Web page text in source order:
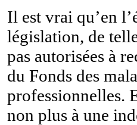
Il est vrai qu’en
législation, de
pas autorisées à
du Fonds des
professionnelles.
non plus à une